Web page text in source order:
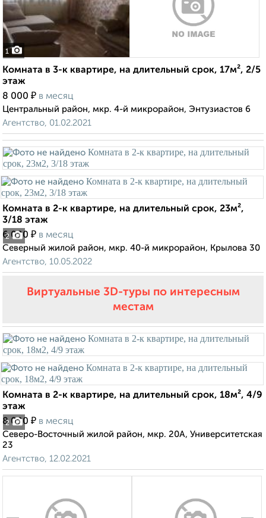
1
Комната в 3-к квартире, на длительный срок, 17м², 2/5
этаж
8 000 ₽ в месяц
Центральный район, мкр. 4-й микрорайон, Энтузиастов 6
Агентство, 01.02.2021
2
Комната в 2-к квартире, на длительный срок, 23м²,
3/18 этаж
6 000 ₽ в месяц
Северный жилой район, мкр. 40-й микрорайон, Крылова 30
Агентство, 10.05.2022
Виртуальные 3D-туры по интересным
местам
2
Комната в 2-к квартире, на длительный срок, 18м², 4/9
этаж
8 000 ₽ в месяц
Северо-Восточный жилой район, мкр. 20А, Университетская
23
Агентство, 12.02.2021